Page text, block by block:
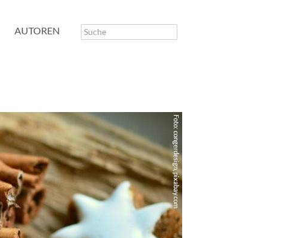
AUTOREN